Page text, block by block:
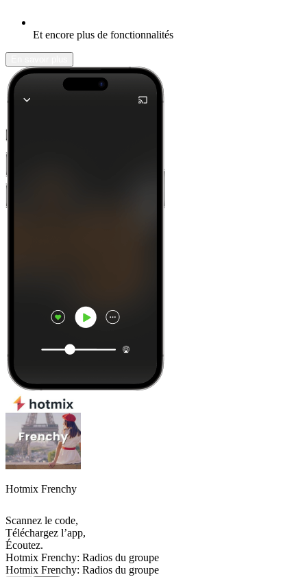
Et encore plus de fonctionnalités
Hotmix Frenchy
Scannez le code,
Téléchargez l’app,
Écoutez.
Hotmix Frenchy: Radios du groupe
Hotmix Frenchy: Radios du groupe